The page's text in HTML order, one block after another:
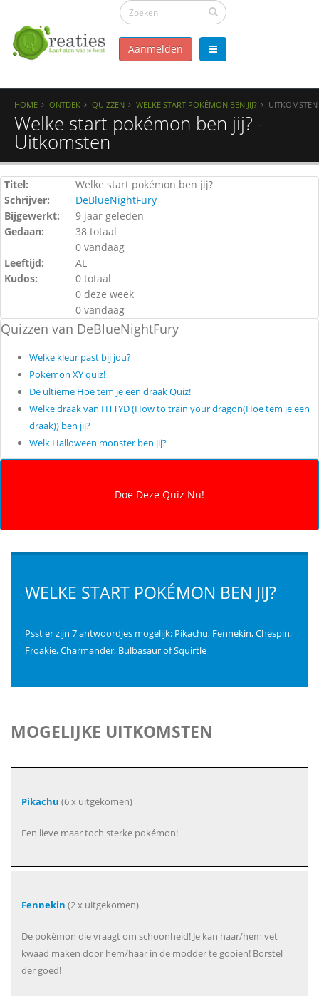
Aanmelden
HOME ONTDEK QUIZZEN WELKE START POKÉMON BEN JIJ? UITKOMSTEN
Welke start pokémon ben jij? -
Uitkomsten
Titel:
Welke start pokémon ben jij?
Schrijver:
DeBlueNightFury
Bijgewerkt:
9 jaar geleden
Gedaan:
38 totaal
0 vandaag
Leeftijd:
AL
Kudos:
0 totaal
0 deze week
0 vandaag
Quizzen van DeBlueNightFury
Welke kleur past bij jou?
Pokémon XY quiz!
De ultieme Hoe tem je een draak Quiz!
Welke draak van HTTYD (How to train your dragon(Hoe tem je een
draak)) ben jij?
Welk Halloween monster ben jij?
WELKE START POKÉMON BEN JIJ?
Psst er zijn 7 antwoordjes mogelijk: Pikachu, Fennekin, Chespin,
Froakie, Charmander, Bulbasaur of Squirtle
MOGELIJKE UITKOMSTEN
Pikachu (6 x uitgekomen)
Een lieve maar toch sterke pokémon!
Fennekin (2 x uitgekomen)
De pokémon die vraagt om schoonheid! Je kan haar/hem vet
kwaad maken door hem/haar in de modder te gooien! Borstel
der goed!